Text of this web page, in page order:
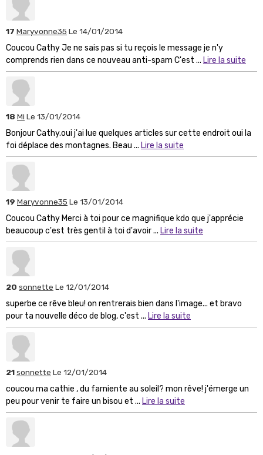
17 Maryvonne35 Le 14/01/2014
Coucou Cathy Je ne sais pas si tu reçois le message je n'y
comprends rien dans ce nouveau anti-spam C'est ... Lire la suite
18 Mi Le 13/01/2014
Bonjour Cathy.oui j'ai lue quelques articles sur cette endroit oui la
foi déplace des montagnes. Beau ... Lire la suite
19 Maryvonne35 Le 13/01/2014
Coucou Cathy Merci à toi pour ce magnifique kdo que j'apprécie
beaucoup c'est très gentil à toi d'avoir ... Lire la suite
20 sonnette Le 12/01/2014
superbe ce rêve bleu! on rentrerais bien dans l'image... et bravo
pour ta nouvelle déco de blog, c'est ... Lire la suite
21sonnette Le 12/01/2014
coucou ma cathie , du farniente au soleil? mon rêve! j'émerge un
peu pour venir te faire un bisou et ... Lire la suite